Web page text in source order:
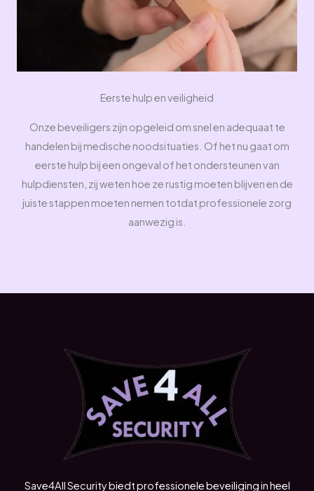
Eerste hulp en veiligheid
Onze beveiligers zijn opgeleid om snel en adequaat te
handelen bij medische noodsituaties. Of het nu gaat om
eerste hulp bij een ongeval of het ondersteunen van
hulpdiensten, zij weten hoe ze rustig moeten blijven en de
juiste stappen moeten nemen totdat professionele zorg
aanwezig is.
Save4All Security biedt professionele beveiliging in heel